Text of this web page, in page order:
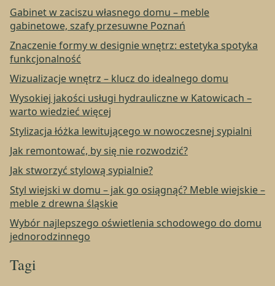
Gabinet w zaciszu własnego domu – meble
gabinetowe, szafy przesuwne Poznań
Znaczenie formy w designie wnętrz: estetyka spotyka
funkcjonalność
Wizualizacje wnętrz – klucz do idealnego domu
Wysokiej jakości usługi hydrauliczne w Katowicach –
warto wiedzieć więcej
Stylizacja łóżka lewitującego w nowoczesnej sypialni
Jak remontować, by się nie rozwodzić?
Jak stworzyć stylową sypialnie?
Styl wiejski w domu – jak go osiągnąć? Meble wiejskie –
meble z drewna śląskie
Wybór najlepszego oświetlenia schodowego do domu
jednorodzinnego
Tagi